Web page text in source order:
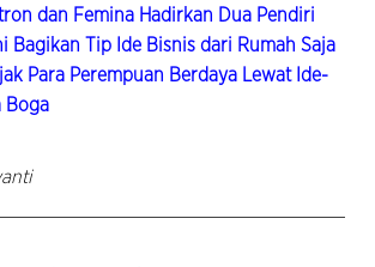
dan Femina Hadirkan Dua Pendiri
Bagikan Tip Ide Bisnis dari Rumah Saja
Para Perempuan Berdaya Lewat Ide-
Boga